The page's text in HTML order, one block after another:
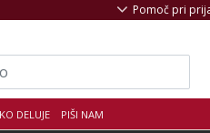
DELUJE PIŠI NAM
Pomoč pri